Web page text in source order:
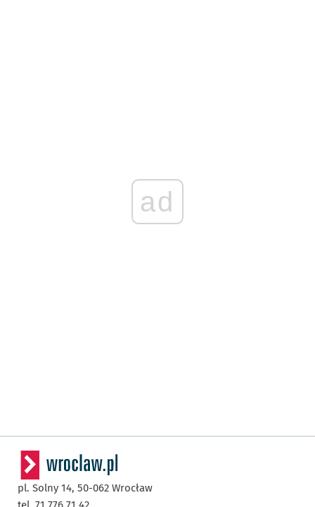
ad
pl. Solny 14, 50-062 Wrocław